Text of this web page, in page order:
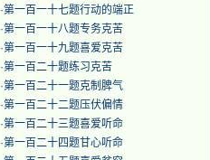
·第一百一十七题行动的端正
·第一百一十八题专务克苦
·第一百一十九题喜爱克苦
·第一百二十题练习克苦
·第一百二十一题克制脾气
·第一百二十二题压伏偏情
·第一百二十三题喜爱听命
·第一百二十四题甘心听命